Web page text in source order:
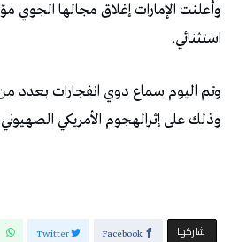
وأعلنت الإمارات إغلاق مجالها الجوي
استثنائي.
وتم اليوم سماع دوي انفجارات بعدد
وذلك على إثرالهجوم الأمريكي
‫‫ شاركها‬ Facebook
Twitter